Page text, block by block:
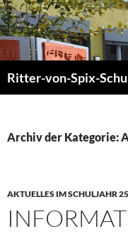
Zum
Inhalt
springen
Archiv der Kategorie:
AKTUELLES IM SCHULJAHR